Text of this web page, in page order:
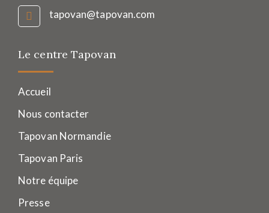
tapovan@tapovan.com
Le centre Tapovan
Accueil
Nous contacter
Tapovan Normandie
Tapovan Paris
Notre équipe
Presse